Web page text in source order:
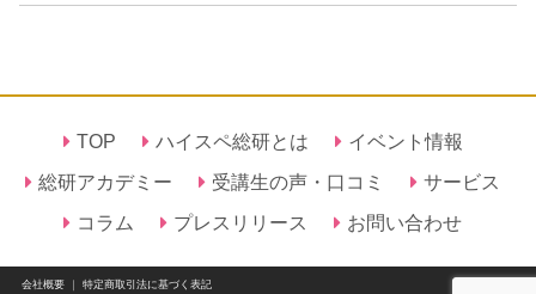
TOP ハイスペ総研とは
イベント情報
総研アカデミー
受講生の声・口コミ
サービス
コラム
プレスリリース お問い合わせ
会社概要｜ 特定商取引法に基づく表記